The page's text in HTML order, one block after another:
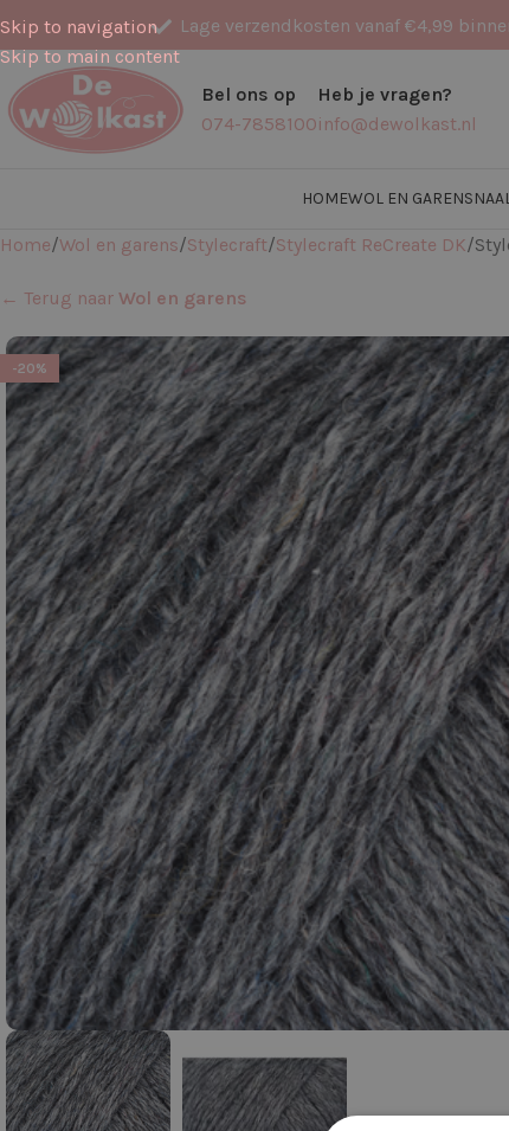
Skip to navigation
Skip to main content
Lage verzendkosten vanaf €4,99
Bel ons op
074-7858100
Heb je vragen?
info@dewolkast.nl
HOMEWOL EN GARENS
Home Wol en garens Stylecraft Stylecraft ReCreate DK
← Terug naar Wol en garens
-20%